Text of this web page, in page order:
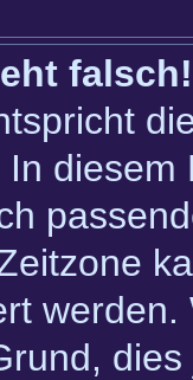
falsch!
diesem